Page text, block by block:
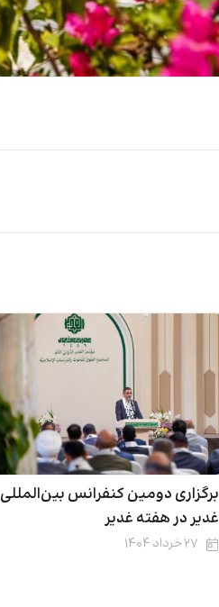
برگزاری دومین کنفرانس بین‌المللی
غدیر در هفته غدیر
۲۷ خرداد ۱۴۰۴